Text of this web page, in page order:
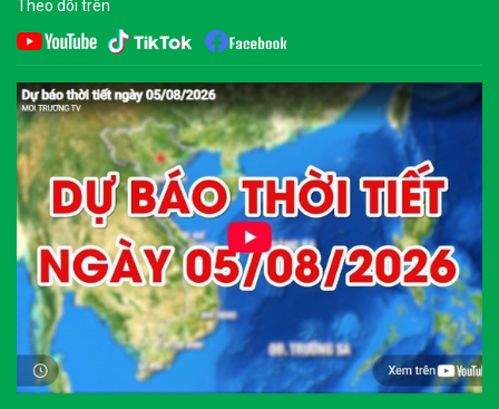
Theo dõi trên